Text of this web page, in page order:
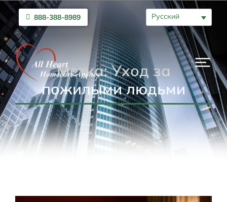
888-388-8989 Русский
Метка: Уход за
пожилыми людьми